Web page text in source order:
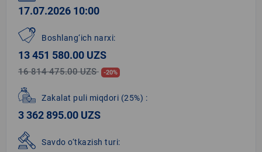
17.07.2026 10:00
Boshlang‘ich narxi:
13 451 580.00 UZS
16 814 475.00 UZS -20%
Zakalat puli miqdori (25%) :
3 362 895.00 UZS
Savdo o‘tkazish turi: